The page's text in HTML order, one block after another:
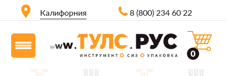
Калифорния 8 (800) 234 60 22
0